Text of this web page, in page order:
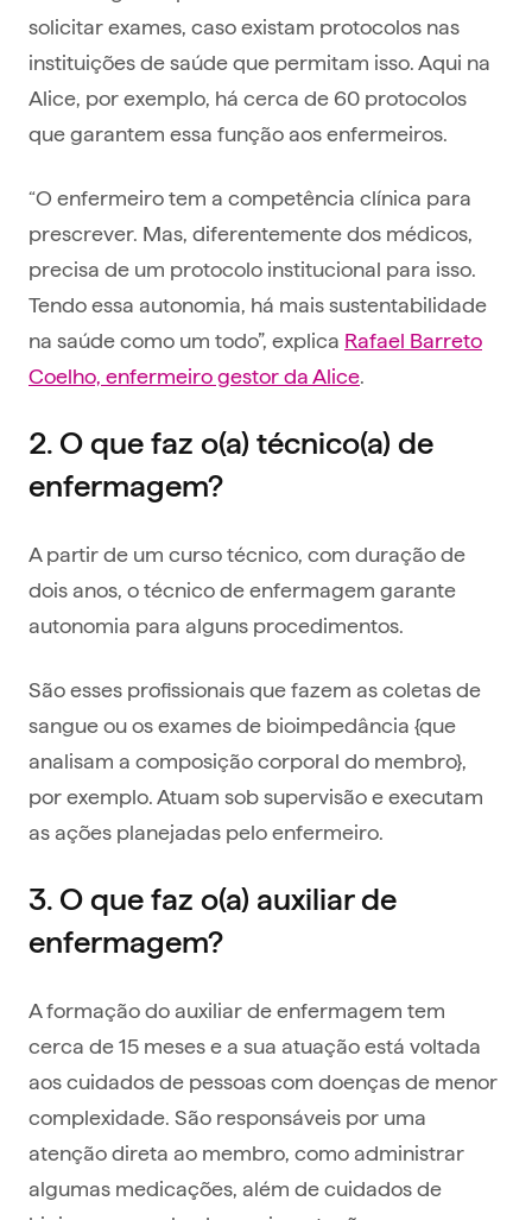
solicitar exames, caso existam protocolos nas
instituições de saúde que permitam isso. Aqui na
Alice, por exemplo, há cerca de 60 protocolos
que garantem essa função aos enfermeiros.
“O enfermeiro tem a competência clínica para
prescrever. Mas, diferentemente dos médicos,
precisa de um protocolo institucional para isso.
Tendo essa autonomia, há mais sustentabilidade
na saúde como um todo”, explica Rafael Barreto
Coelho, enfermeiro gestor da Alice.
2. O que faz o(a) técnico(a) de
enfermagem?
A partir de um curso técnico, com duração de
dois anos, o técnico de enfermagem garante
autonomia para alguns procedimentos.
São esses profissionais que fazem as coletas de
sangue ou os exames de bioimpedância {que
analisam a composição corporal do membro},
por exemplo. Atuam sob supervisão e executam
as ações planejadas pelo enfermeiro.
3. O que faz o(a) auxiliar de
enfermagem?
A formação do auxiliar de enfermagem tem
cerca de 15 meses e a sua atuação está voltada
aos cuidados de pessoas com doenças de menor
complexidade. São responsáveis por uma
atenção direta ao membro, como administrar
algumas medicações, além de cuidados de